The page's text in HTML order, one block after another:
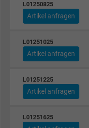
Name
Anbieter
Laufzeit 15
L01250825
Artikel anfragen
L01251025
Artikel anfragen
L01251225
Artikel anfragen
L01251625